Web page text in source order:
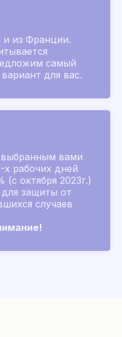
из Франции.
самый
для вас.
выбранным вами
х рабочих дней
(с октября 2023г.)
защиты от
случаев